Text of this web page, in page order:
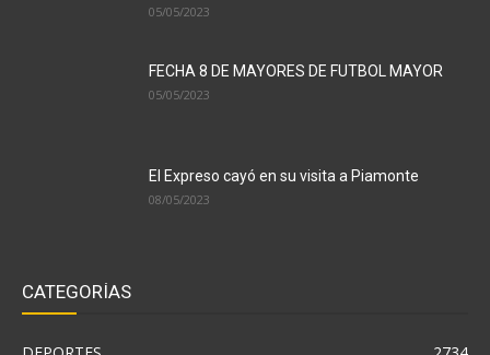
05/05/2023
FECHA 8 DE MAYORES DE FUTBOL MAYOR
05/05/2023
El Expreso cayó en su visita a Piamonte
08/05/2023
CATEGORÍAS